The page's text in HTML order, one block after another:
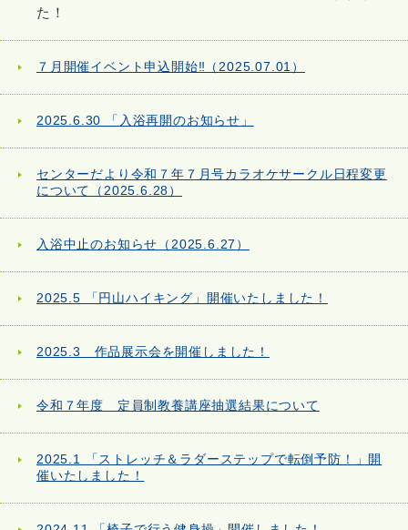
た！
７月開催イベント申込開始‼（2025.07.01）
2025.6.30 「入浴再開のお知らせ」
センターだより令和７年７月号カラオケサークル日程変更
について（2025.6.28）
入浴中止のお知らせ（2025.6.27）
2025.5 「円山ハイキング」開催いたしました！
2025.3 作品展示会を開催しました！
令和７年度 定員制教養講座抽選結果について
2025.1 「ストレッチ＆ラダーステップで転倒予防！」開
催いたしました！